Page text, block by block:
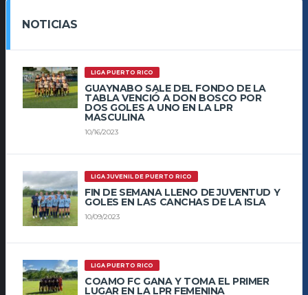
NOTICIAS
LIGA PUERTO RICO
GUAYNABO SALE DEL FONDO DE LA
TABLA VENCIÓ A DON BOSCO POR
DOS GOLES A UNO EN LA LPR
MASCULINA
10/16/2023
LIGA JUVENIL DE PUERTO RICO
FIN DE SEMANA LLENO DE JUVENTUD Y
GOLES EN LAS CANCHAS DE LA ISLA
10/09/2023
LIGA PUERTO RICO
COAMO FC GANA Y TOMA EL PRIMER
LUGAR EN LA LPR FEMENINA